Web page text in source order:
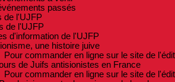
passés
de l'UJFP
de l'UJFP
d'information de l'UJFP
une histoire juive
Pour commander en ligne sur le site de
de Juifs antisionistes en France
Pour commander en ligne sur le site de